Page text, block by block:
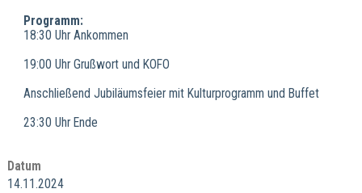
Programm:
18:30 Uhr Ankommen
19:00 Uhr Grußwort und KOFO
Anschließend Jubiläumsfeier mit Kulturprogramm und Buffet
23:30 Uhr Ende
Datum
14.11.2024